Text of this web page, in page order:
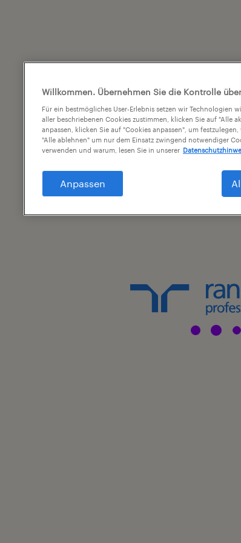
Willkommen. Übernehmen Sie die Kontrolle
Für ein bestmögliches User-Erlebnis setzen wir Technologien
aller beschriebenen Cookies zustimmen, klicken Sie auf "Alle
anpassen, klicken Sie auf "Cookies anpassen", um
"Alle ablehnen" um nur dem Einsatz zwingend notwendiger
verwenden und warum, lesen Sie in unserer
Anpassen